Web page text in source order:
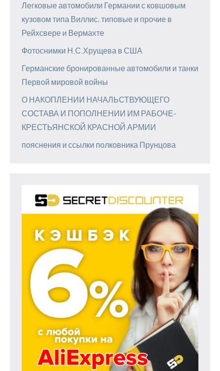
Легковые автомобили Германии с ковшовым
кузовом типа Виллис, типовые и прочие в
Рейхсвере и Вермахте
Фотоснимки Н.С.Хрущева в США
Германские бронированные автомобили и танки
Первой мировой войны
О НАКОПЛЕНИИ НАЧАЛЬСТВУЮЩЕГО
СОСТАВА И ПОПОЛНЕНИИ ИМ РАБОЧЕ-
КРЕСТЬЯНСКОЙ КРАСНОЙ АРМИИ
пояснения и ссылки полковника Прунцова